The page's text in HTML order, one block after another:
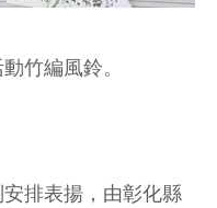
竹編風鈴。
排表揚，由彰化縣